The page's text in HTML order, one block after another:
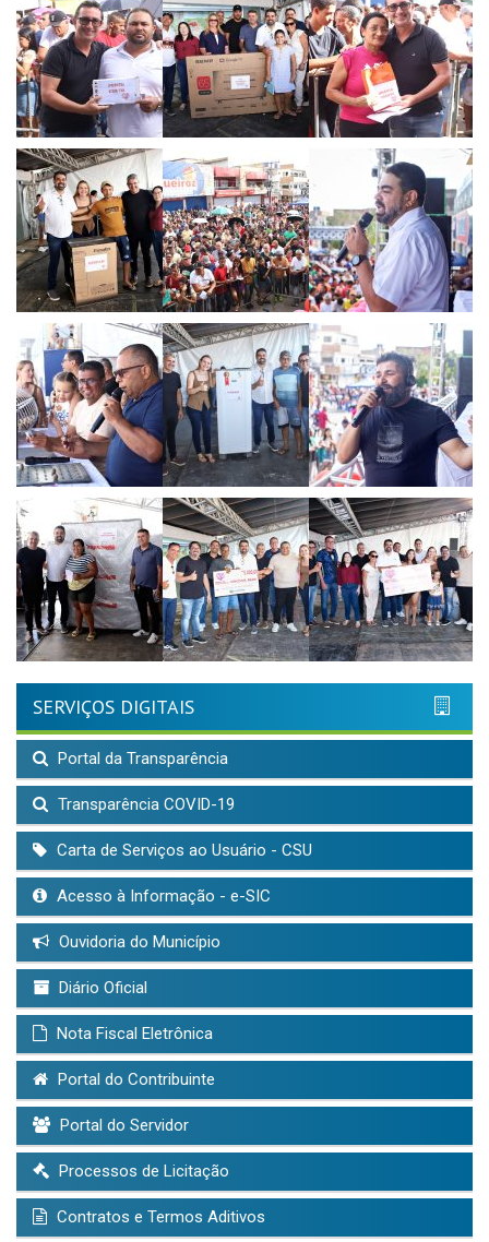
SERVIÇOS DIGITAIS
Portal da Transparência
Transparência COVID-19
Carta de Serviços ao Usuário - CSU
Acesso à Informação - e-SIC
Ouvidoria do Município
Diário Oficial
Nota Fiscal Eletrônica
Portal do Contribuinte
Portal do Servidor
Processos de Licitação
Contratos e Termos Aditivos